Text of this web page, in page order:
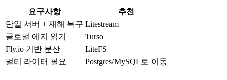
요구사항
추천
단일 서버 + 재해 복구 Litestream
글로벌 에지 읽기
Turso
Fly.io 기반 분산
LiteFS
멀티 라이터 필요
Postgres/MySQL로 이동